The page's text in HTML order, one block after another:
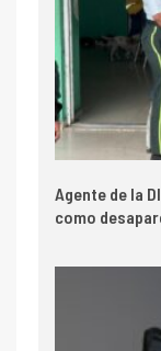
Agente de la
como